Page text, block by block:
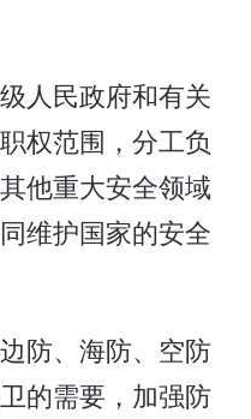
人民政府和有关
权范围，分工负
他重大安全领域
维护国家的安全
防、海防、空防
的需要，加强防